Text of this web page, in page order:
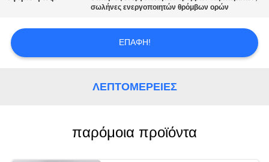
σωλήνες ενεργοποιητών θρόμβων ορών
ΕΠΑΦΉ!
ΛΕΠΤΟΜΈΡΕΙΕΣ
παρόμοια προϊόντα